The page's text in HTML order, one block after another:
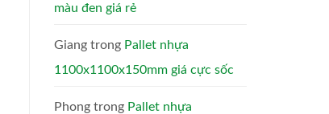
màu đen giá rẻ
Giang trong Pallet nhựa
1100x1100x150mm giá cực sốc
Phong trong Pallet nhựa